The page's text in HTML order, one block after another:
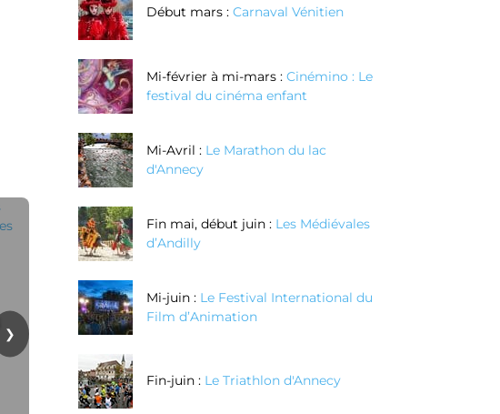
Réalisez vos
couteaux au
choix grâce à la
technique de
l'enlèvement de
matière
argent texturé
❯
Début mars : Carnaval Vénitien
Mi-février à mi-mars : Cinémino : Le
festival du cinéma enfant
Mi-Avril : Le Marathon du lac
d'Annecy
Fin mai, début juin : Les Médiévales
d’Andilly
Mi-juin : Le Festival International du
Film d’Animation
Fin-juin : Le Triathlon d'Annecy